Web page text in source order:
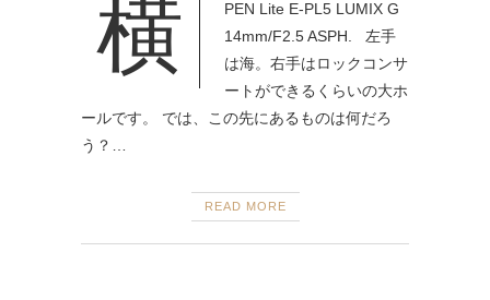
横
PEN Lite E-PL5 LUMIX G
14mm/F2.5 ASPH. 左手
は海。右手はロックコンサ
ートができるくらいの大ホ
ールです。 では、この先にあるものは何だろ
う？…
READ MORE